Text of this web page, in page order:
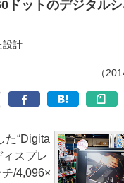
ドットのデジタル
設計
（
“Digita
ィスプレ
/4,096×